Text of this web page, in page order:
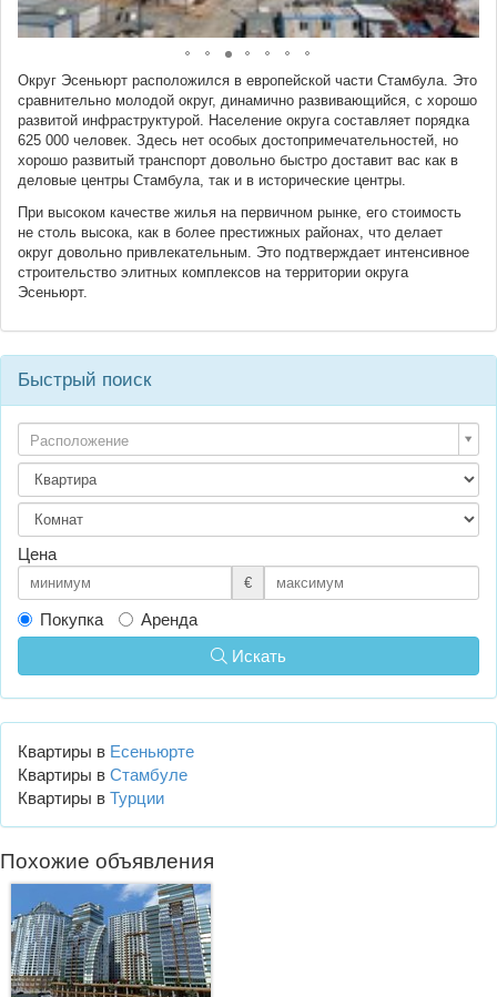
Округ Эсеньюрт расположился в европейской части Стамбула. Это
сравнительно молодой округ, динамично развивающийся, с хорошо
развитой инфраструктурой. Население округа составляет порядка
625 000 человек. Здесь нет особых достопримечательностей, но
хорошо развитый транспорт довольно быстро доставит вас как в
деловые центры Стамбула, так и в исторические центры.
При высоком качестве жилья на первичном рынке, его стоимость
не столь высока, как в более престижных районах, что делает
округ довольно привлекательным. Это подтверждает интенсивное
строительство элитных комплексов на территории округа
Эсеньюрт.
Быстрый поиск
Расположение
Цена
€
Покупка
Аренда
Искать
Квартиры в Есеньюрте
Квартиры в Стамбуле
Квартиры в Турции
Похожие объявления